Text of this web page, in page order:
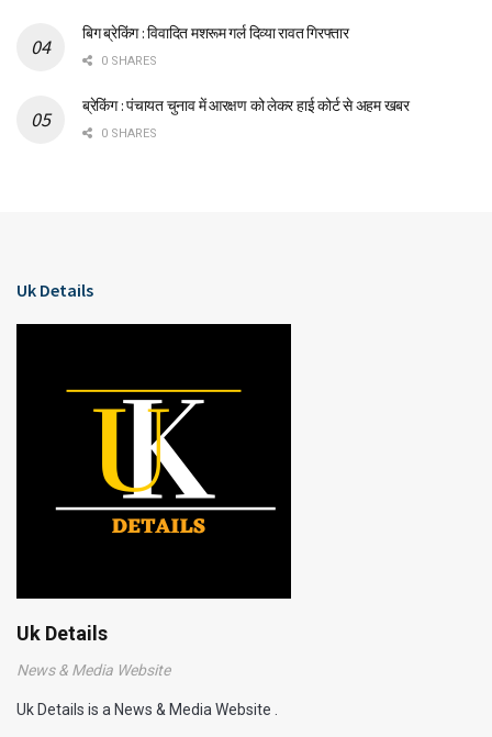
बिग ब्रेकिंग : विवादित मशरूम गर्ल दिव्या रावत गिरफ्तार
0 SHARES
ब्रेकिंग : पंचायत चुनाव में आरक्षण को लेकर हाई कोर्ट से अहम खबर
0 SHARES
Uk Details
Uk Details
News & Media Website
Uk Details is a News & Media Website .